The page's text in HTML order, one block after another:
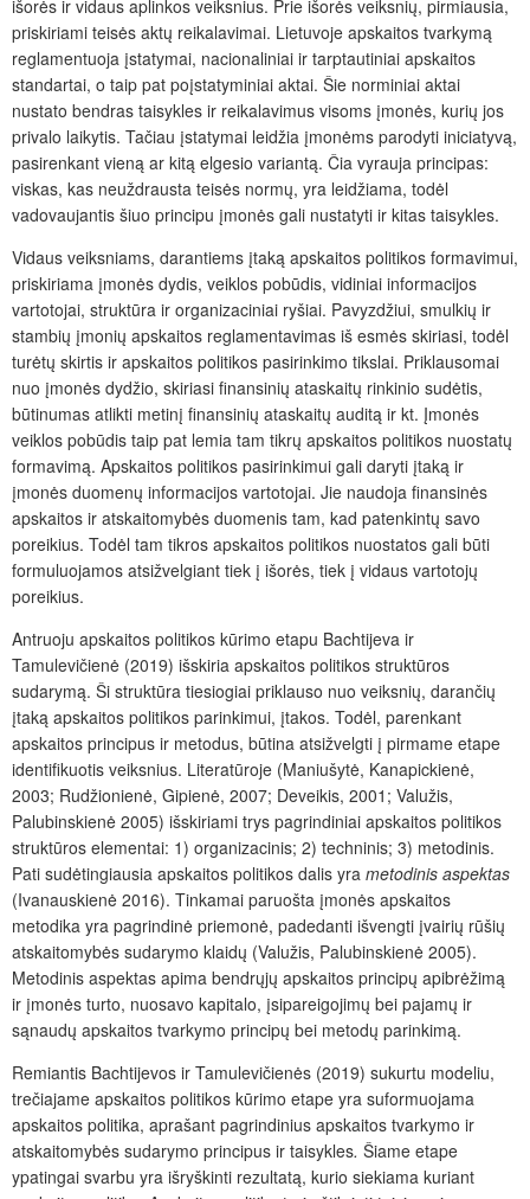
išorės ir vidaus aplinkos veiksnius. Prie išorės veiksnių, pirmiausia,
priskiriami teisės aktų reikalavimai. Lietuvoje apskaitos tvarkymą
reglamentuoja įstatymai, nacionaliniai ir tarptautiniai apskaitos
standartai, o taip pat poįstatyminiai aktai. Šie norminiai aktai
nustato bendras taisykles ir reikalavimus visoms įmonės, kurių jos
privalo laikytis. Tačiau įstatymai leidžia įmonėms parodyti iniciatyvą,
pasirenkant vieną ar kitą elgesio variantą. Čia vyrauja principas:
viskas, kas neuždrausta teisės normų, yra leidžiama, todėl
vadovaujantis šiuo principu įmonės gali nustatyti ir kitas taisykles.
Vidaus veiksniams, darantiems įtaką apskaitos politikos formavimui,
priskiriama įmonės dydis, veiklos pobūdis, vidiniai informacijos
vartotojai, struktūra ir organizaciniai ryšiai. Pavyzdžiui, smulkių ir
stambių įmonių apskaitos reglamentavimas iš esmės skiriasi, todėl
turėtų skirtis ir apskaitos politikos pasirinkimo tikslai. Priklausomai
nuo įmonės dydžio, skiriasi finansinių ataskaitų rinkinio sudėtis,
būtinumas atlikti metinį finansinių ataskaitų auditą ir kt. Įmonės
veiklos pobūdis taip pat lemia tam tikrų apskaitos politikos nuostatų
formavimą. Apskaitos politikos pasirinkimui gali daryti įtaką ir
įmonės duomenų informacijos vartotojai. Jie naudoja finansinės
apskaitos ir atskaitomybės duomenis tam, kad patenkintų savo
poreikius. Todėl tam tikros apskaitos politikos nuostatos gali būti
formuluojamos atsižvelgiant tiek į išorės, tiek į vidaus vartotojų
poreikius.
Antruoju apskaitos politikos kūrimo etapu Bachtijeva ir
Tamulevičienė (2019) išskiria apskaitos politikos struktūros
sudarymą. Ši struktūra tiesiogiai priklauso nuo veiksnių, darančių
įtaką apskaitos politikos parinkimui, įtakos. Todėl, parenkant
apskaitos principus ir metodus, būtina atsižvelgti į pirmame etape
identifikuotis veiksnius. Literatūroje (Maniušytė, Kanapickienė,
2003; Rudžionienė, Gipienė, 2007; Deveikis, 2001; Valužis,
Palubinskienė 2005) išskiriami trys pagrindiniai apskaitos politikos
struktūros elementai: 1) organizacinis; 2) techninis; 3) metodinis.
Pati sudėtingiausia apskaitos politikos dalis yra metodinis aspektas
(Ivanauskienė 2016). Tinkamai paruošta įmonės apskaitos
metodika yra pagrindinė priemonė, padedanti išvengti įvairių rūšių
atskaitomybės sudarymo klaidų (Valužis, Palubinskienė 2005).
Metodinis aspektas apima bendrųjų apskaitos principų apibrėžimą
ir įmonės turto, nuosavo kapitalo, įsipareigojimų bei pajamų ir
sąnaudų apskaitos tvarkymo principų bei metodų parinkimą.
Remiantis Bachtijevos ir Tamulevičienės (2019) sukurtu modeliu,
trečiajame apskaitos politikos kūrimo etape yra suformuojama
apskaitos politika, aprašant pagrindinius apskaitos tvarkymo ir
atskaitomybės sudarymo principus ir taisykles. Šiame etape
ypatingai svarbu yra išryškinti rezultatą, kurio siekiama kuriant